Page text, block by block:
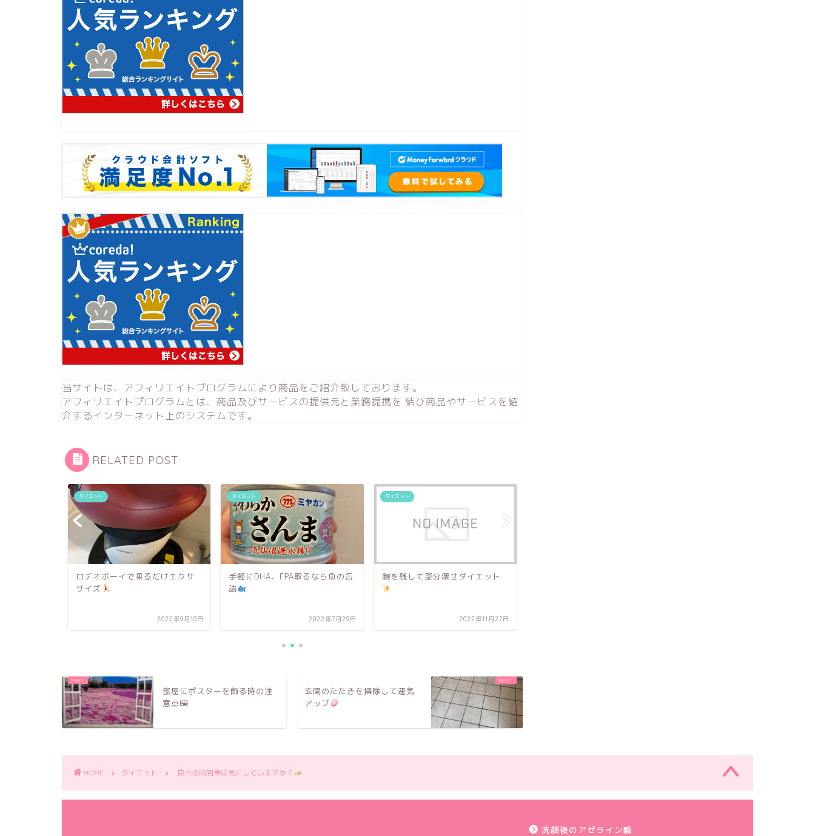
当サイトは、アフィリエイトプログラムにより商品をご紹介致しております。
アフィリエイトプログラムとは、商品及びサービスの提供元と業務提携を 結び商品やサービスを紹
介するインターネット上のシステムです。
RELATED POST
ダイエット
ロデオボーイで乗るだけエクサ
サイズ
2022年9月10日
ダイエット
手軽にDHA、EPA取るなら魚の缶
詰
2022年7月29日
ダイエット
胸を残して部分痩せダイエット
2022年11月27日
部屋にポスターを飾る時の注
意点🖼
玄関のたたきを掃除して運気
アップ
HOME ダイエット 食べる時間帯は気にしていますか？
洗顔後のアゼライン酸